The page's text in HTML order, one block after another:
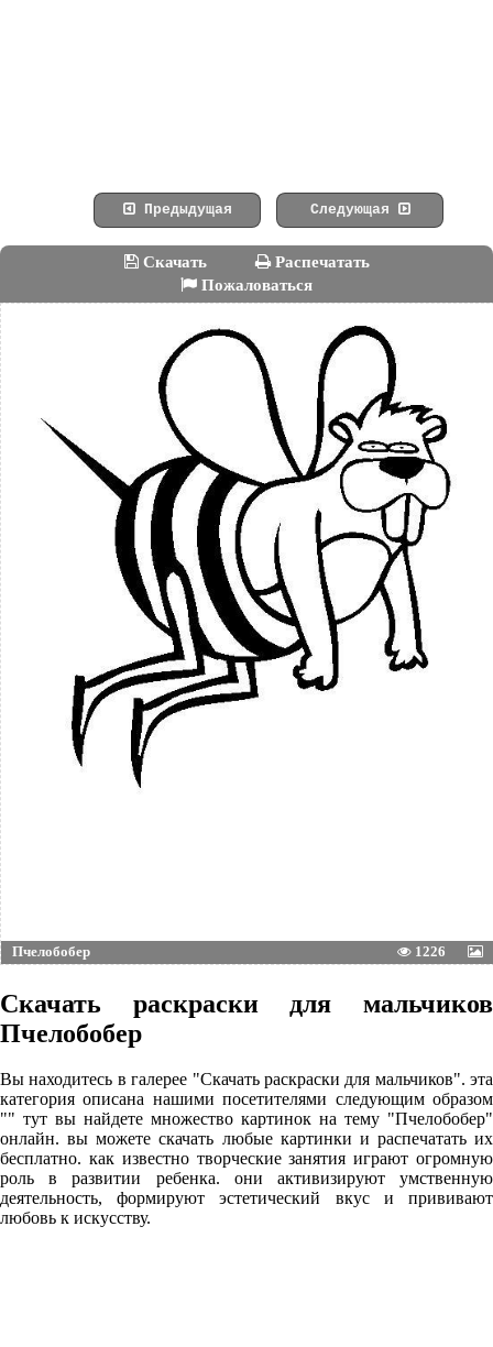
Предыдущая Следующая
Скачать
Распечатать
Пожаловаться
Пчелобобер 1226
Скачать раскраски для мальчиков
Пчелобобер
Вы находитесь в галерее "Скачать раскраски для мальчиков". эта
категория описана нашими посетителями следующим образом
"" тут вы найдете множество картинок на тему "Пчелобобер"
онлайн. вы можете скачать любые картинки и распечатать их
бесплатно. как известно творческие занятия играют огромную
роль в развитии ребенка. они активизируют умственную
деятельность, формируют эстетический вкус и прививают
любовь к искусству.